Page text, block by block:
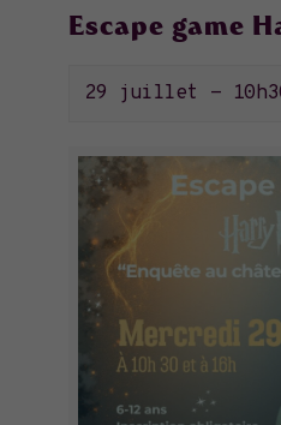
Escape game
29 juillet -